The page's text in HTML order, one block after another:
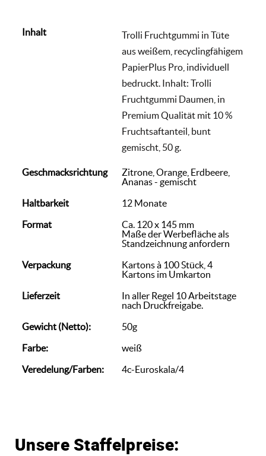
Inhalt
Trolli Fruchtgummi in Tüte
aus weißem, recyclingfähigem
PapierPlus Pro, individuell
bedruckt. Inhalt: Trolli
Fruchtgummi Daumen, in
Premium Qualität mit 10 %
Fruchtsaftanteil, bunt
gemischt, 50 g.
Geschmacksrichtung
Zitrone, Orange, Erdbeere,
Ananas - gemischt
Haltbarkeit
12 Monate
Format
Ca. 120 x 145 mm
Maße der Werbefläche als
Standzeichnung anfordern
Verpackung
Kartons à 100 Stück, 4
Kartons im Umkarton
Lieferzeit
In aller Regel 10 Arbeitstage
nach Druckfreigabe.
Gewicht (Netto):
50g
Farbe:
weiß
Veredelung/Farben:
4c-Euroskala/4
Unsere Staffelpreise: